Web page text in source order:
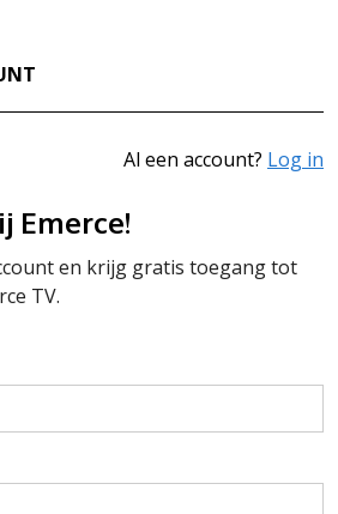
Al een account? Log in
Emerce!
en krijg gratis toegang tot
TV.